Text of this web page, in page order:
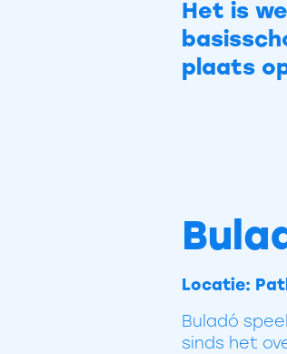
Het is
plaats
Locatie:
Buladó
sinds het